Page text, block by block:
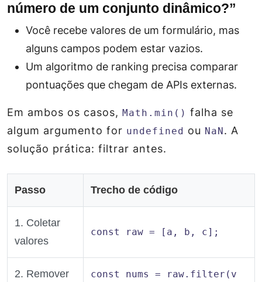
número de um conjunto dinâmico?”
Você recebe valores de um formulário, mas
alguns campos podem estar vazios.
Um algoritmo de ranking precisa comparar
pontuações que chegam de APIs externas.
Em ambos os casos, Math.min() falha se
algum argumento for undefined ou NaN. A
solução prática: filtrar antes.
Passo Trecho de código
1. Coletar
valores
const raw = [a, b, c];
2. Remover
const nums = raw.filter(v